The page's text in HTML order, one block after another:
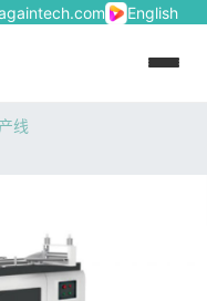
English
线